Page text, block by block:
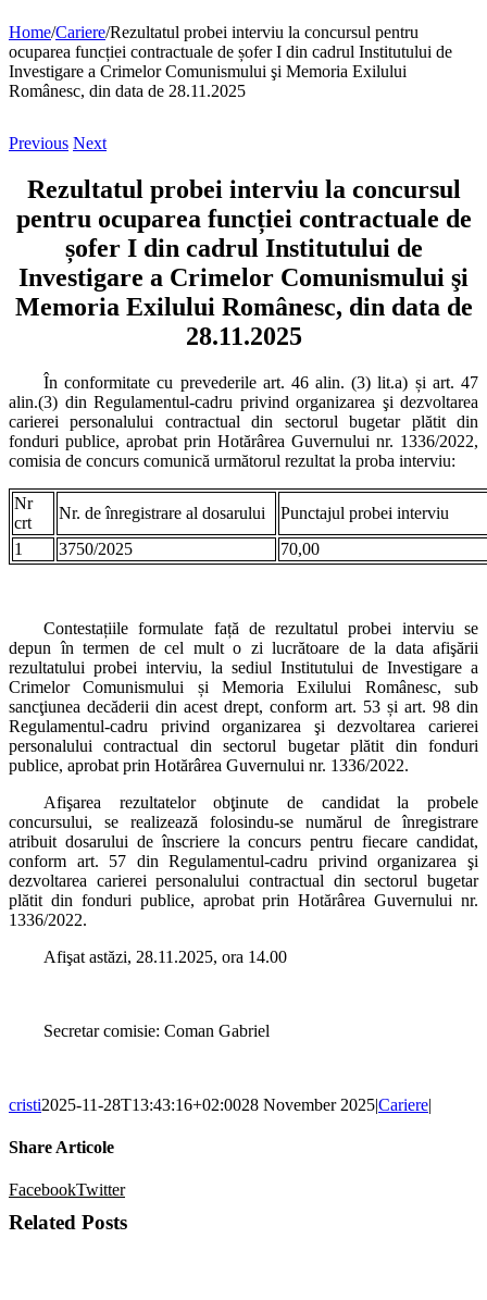
Home/Cariere/Rezultatul probei interviu la concursul pentru
ocuparea funcției contractuale de șofer I din cadrul Institutului de
Investigare a Crimelor Comunismului şi Memoria Exilului
Românesc, din data de 28.11.2025
Previous Next
Rezultatul probei interviu la concursul
pentru ocuparea funcției contractuale de
șofer I din cadrul Institutului de
Investigare a Crimelor Comunismului şi
Memoria Exilului Românesc, din data de
28.11.2025
În conformitate cu prevederile art. 46 alin. (3) lit.a) și art. 47
alin.(3) din Regulamentul-cadru privind organizarea şi dezvoltarea
carierei personalului contractual din sectorul bugetar plătit din
fonduri publice, aprobat prin Hotărârea Guvernului nr. 1336/2022,
comisia de concurs comunică următorul rezultat la proba interviu:
Nr
crt
Nr. de înregistrare al dosarului
Punctajul probei interviu
1
3750/2025 70,00
Contestațiile formulate față de rezultatul probei interviu se
depun în termen de cel mult o zi lucrătoare de la data afişării
rezultatului probei interviu, la sediul Institutului de Investigare a
Crimelor Comunismului și Memoria Exilului Românesc, sub
sancţiunea decăderii din acest drept, conform art. 53 și art. 98 din
Regulamentul-cadru privind organizarea şi dezvoltarea carierei
personalului contractual din sectorul bugetar plătit din fonduri
publice, aprobat prin Hotărârea Guvernului nr. 1336/2022.
Afişarea rezultatelor obţinute de candidat la probele
concursului, se realizează folosindu-se numărul de înregistrare
atribuit dosarului de înscriere la concurs pentru fiecare candidat,
conform art. 57 din Regulamentul-cadru privind organizarea şi
dezvoltarea carierei personalului contractual din sectorul bugetar
plătit din fonduri publice, aprobat prin Hotărârea Guvernului nr.
1336/2022.
Afişat astăzi, 28.11.2025, ora 14.00
Secretar comisie: Coman Gabriel
cristi2025-11-28T13:43:16+02:0028 November 2025|Cariere|
Share Articole
FacebookTwitter
Related Posts